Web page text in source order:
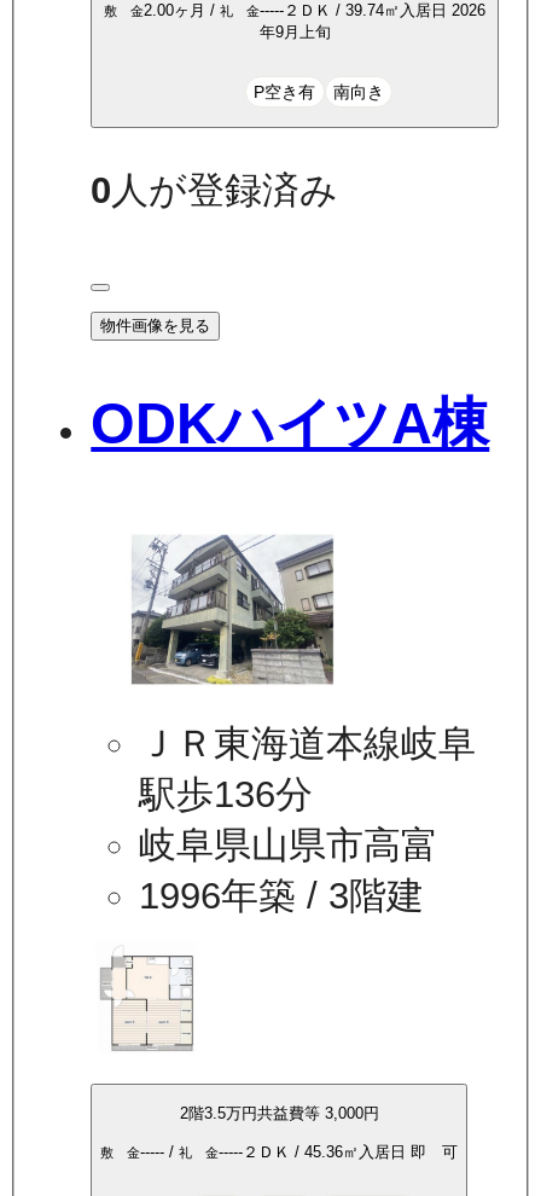
敷 金2.00ヶ月 / 礼 金----- ２ＤＫ / 39.74㎡ 入居日 2026
年9月上旬
P空き有 南向き
0 人が登録済み
物件画像を見る
ODKハイツA棟
ＪＲ東海道本線岐阜
駅歩136分
岐阜県山県市高富
1996年築 / 3階建
2階3.5万円共益費等 3,000円
敷 金----- /礼 金----- ２ＤＫ /45.36㎡ 入居日 即 可